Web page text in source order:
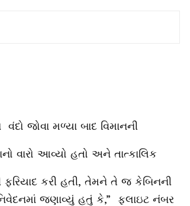
જોવા મળ્યા બાદ વિમાનની
વારો આવ્યો હતો અને તાત્કાલિક
કરી હતી, તેમને તે જ કેબિનની
જણાવ્યું હતું કે,” ફ્લાઇટ નંબર